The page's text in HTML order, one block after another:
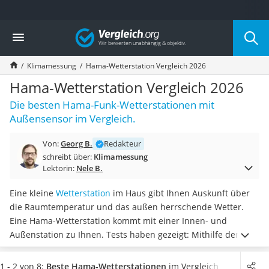
Die beliebtesten Vergleiche nach Kategorie
Baumarkt
Tresor feuerfest
Makita-Akku-Rasenmäher
Kappsäge
Smartes Türschloss
Akku-Rasentrimmer
Feuchtigkeitsmessgerät
Split-Klimaanlage 2 Innengeräte
Pelletofen
Bohrmaschine
Fliesenschneider
Hochdruckreiniger
Doppelschleifer
Überwachungskamera
Benzinrasenmäher mit Elektrostart
Akku-Laubsauger
Vergleich
Klimamessung Hama-Wetterstation Vergleich 2026
Hama-Wetterstation Vergleich 2026
Die besten Hama-Funk-Wetterstationen mit
Außensensor im Vergleich.
Von:Georg B.
Redakteur
schreibt über: Klimamessung
Lektorin: Nele B.
Eine kleine Wetterstation im Haus gibt Ihnen Auskunft über
die Raumtemperatur und das außen herrschende Wetter.
Eine Hama-Wetterstation kommt mit einer Innen- und
Außenstation zu Ihnen. Tests haben gezeigt: Mithilfe der
Außenstation werden die Wetterbedingungen vonaußen an
die Station innen per Funk übermittelt.Wählen Sie jetzt eine
1 - 2 von 8: Beste Hama-Wetterstationen im Vergleich